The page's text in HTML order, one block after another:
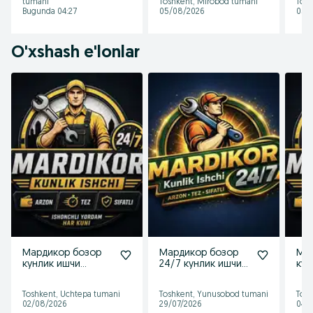
tumani
Bugunda 04:27
Разнарабочийлар
24/7
Toshkent, Mirobod tumani
05/08/2026
05/
O'xshash e'lonlar
Мардикор бозор
кунлик ишчи
Разнарабочийлар
Toshkent, Uchtepa tumani
02/08/2026
Мардикор бозор
24/7 кунлик ишчи
Разнарабочийлар
Toshkent, Yunusobod tumani
29/07/2026
04/